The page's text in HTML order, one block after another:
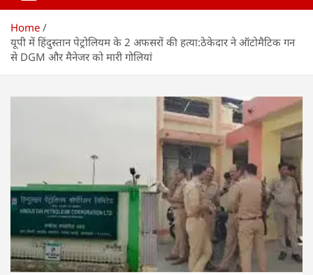
Home
यूपी में हिंदुस्तान पेट्रोलियम के 2 अफसरों की हत्या:ठेकेदार ने ऑटोमैटिक गन
से DGM और मैनेजर को मारी गोलियां